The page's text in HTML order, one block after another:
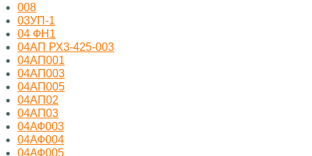
008
03УП-1
04 ФН1
04АП РХ3-425-003
04АП001
04АП003
04АП005
04АП02
04АП03
04АФ003
04АФ004
04АФ005